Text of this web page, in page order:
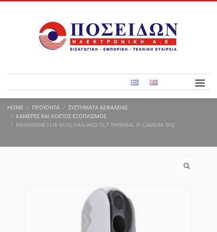
HOME ΠΡΟΪΌΝΤΑ
ΣΥΣΤΉΜΑΤΑ ΑΣΦΑΛΕΊΑΣ
ΚΆΜΕΡΕΣ ΚΑΙ ΛΟΙΠΌΣ ΕΞΟΠΛΙΣΜΌΣ
RAYMARINE FLIR M332 PAN AND TILT THERMAL IP CAMERA 9HZ